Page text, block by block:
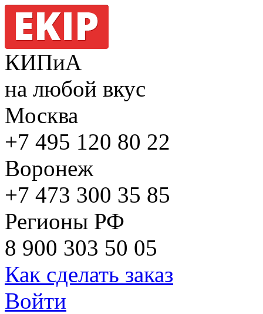
КИПиА
на любой вкус
Москва
+7 495 120 80 22
Воронеж
+7 473 300 35 85
Регионы РФ
8 900 303 50 05
Как сделать заказ
Войти